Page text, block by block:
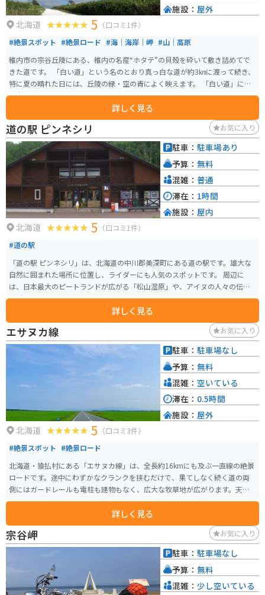
北海道 5 （口コミ1件）
#絶景スポット #絶景ロード #海｜海岸｜岬 #山｜高原
稚内市の宗谷丘陵にある、稚内の名産“ホタテ”の貝殻を砕いて敷き詰めてで
きた道です。 「白い道」という名のとおり真っ白な道が約3㎞に渡って続き、
特に夏の晴れた日には、丘陵の緑・空の青によく映えます。 「白い道」に続
く全長約11㎞の稚内フットパスは牧草地を縫うように伸び、そこから見る景
色は、海岸沿いの地域ならではの風車群も一望でき、まるで日本ではないか
のような絶景です。 サハリン（旧樺太）や利尻富士、北海道遺産の周氷河地
形を一望できるパノラマは、一見の価値があります。 バイクでのツーリング
を楽しむこともできます。 車で行く際には、すれ違うのが難しいほどの道幅
ですので、注意が必要です。
詳しく見る
施設： 屋外
道の駅 ピンネシリ お気に入り
北海道 5 （口コミ1件）
#道の駅
「道の駅 ピンネシリ」は、北海道の中川郡美深町にある道の駅です。雄大な
自然に囲まれた場所に位置し、ライダーにも人気のスポットです。 周辺に
は、日本最大のピートランドが広がる「松山湿原」や、アイヌの人々の伝説
が残る「ピヤシリ山」など、見どころがたくさんあります。道の駅では、地元
産の新鮮な野菜や、美深町の特産品である「仁宇布羊羹」などが販売されて
います。 また、レストランでは、地元の食材をふんだんに使った料理を楽し
むことができます。バイクで訪れる際は、広々とした駐車場があるので安心
です。周辺の観光情報も入手できるので、ツーリングの拠点としても最適で
詳しく見る
駐車： 駐車場あり
予算： 無料
混雑： 普通
滞在： 1時間
施設： 屋内
エサヌカ線 お気に入り
北海道 5 （口コミ3件）
#絶景スポット #絶景ロード
北海道・猿払村にある「エサヌカ線」は、全長約16kmにも及ぶ一直線の絶景
ロードです。途中にわずかなクランクを挟むだけで、果てしなく続く道の両
側にはガードレールも電柱も建物もなく、広大な牧草地が広がります。天気
の良い日には、地平線と空が溶け合うような幻想的な風景が楽しめ、まるで
世界に自分だけがいるような感覚に。運が良ければ牧草地で鹿の群れに出会
うこともあります。 エサヌカ線がある猿払村は、ホタテの水揚げ量日本一を
誇る村。近くの「道の駅さるふつ公園」にはキャンプ場や憩いの湯があり、
ホタテ丼やホタテラーメンなど地元グルメも楽しめます。まさに北海道らし
いスケール感と開放感を味わえる、ツーリングに最適な一本です。
詳しく見る
駐車： 駐車場なし
予算： 無料
混雑： 空いている
滞在： 0.5時間
施設： 屋外
宗谷岬 お気に入り
駐車： 駐車場なし
予算： 無料
混雑： 少し空いている